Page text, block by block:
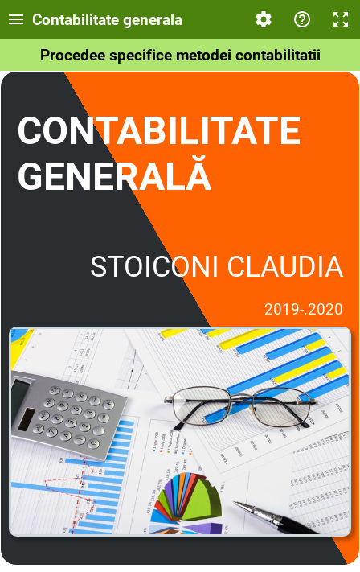
Contabilitate generala
Procedee specifice metodei contabilitatii
CONTABILITATE
GENERALĂ
STOICONI CLAUDIA
2019-.2020